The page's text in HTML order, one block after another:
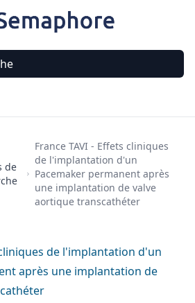
de
France TAVI - Effets cliniques
de l'implantation d'un
Pacemaker permanent après
une implantation de valve
aortique transcathéter
de l'implantation d'un
après une implantation de